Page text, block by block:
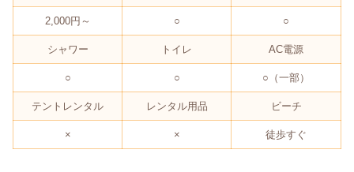
2,000円～ ○ ○
シャワー トイレ AC電源
○ ○ ○（一部）
テントレンタル レンタル用品 ビーチ
× × 徒歩すぐ